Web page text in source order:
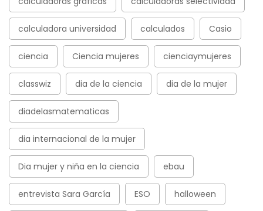
calculadora universidad calculados Casio
ciencia Ciencia mujeres cienciaymujeres
classwiz dia de la ciencia dia de la mujer
diadelasmatematicas
dia internacional de la mujer
Dia mujer y niña en la ciencia ebau
entrevista Sara García ESO halloween